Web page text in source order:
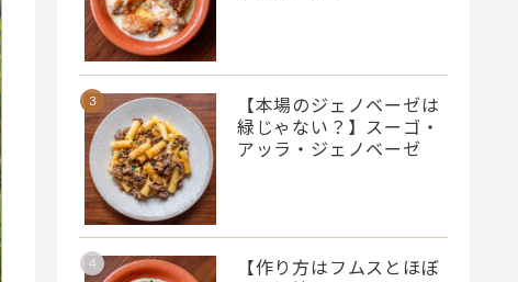
【本場のジェノベーゼは
緑じゃない？】スーゴ・
アッラ・ジェノベーゼ
【作り方はフムスとほぼ